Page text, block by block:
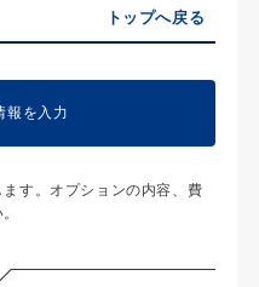
トップへ戻る
報を入力
す。オプションの内容、費